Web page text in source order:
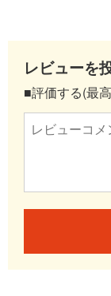
レビューを
■評価する(最